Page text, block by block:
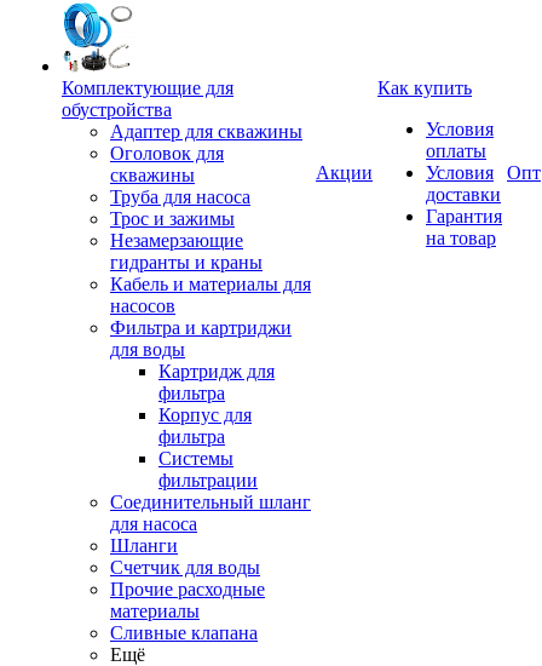
Комплектующие для
обустройства
Адаптер для скважины
Оголовок для
скважины
Труба для насоса
Трос и зажимы
Незамерзающие
гидранты и краны
Кабель и материалы для
насосов
Фильтра и картриджи
для воды
Картридж для
фильтра
Корпус для
фильтра
Системы
фильтрации
Соединительный шланг
для насоса
Шланги
Счетчик для воды
Прочие расходные
материалы
Сливные клапана
Ещё
Акции
Как купить
Условия
оплаты
Условия
доставки
Гарантия
на товар
Опт